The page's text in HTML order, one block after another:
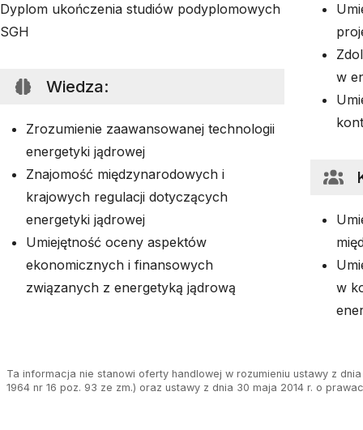
Dyplom ukończenia studiów podyplomowych
SGH
Wiedza:
Zrozumienie zaawansowanej technologii
energetyki jądrowej
Znajomość międzynarodowych i
krajowych regulacji dotyczących
energetyki jądrowej
Umiejętność oceny aspektów
ekonomicznych i finansowych
związanych z energetyką jądrową
w
w
Ta informacja nie stanowi oferty handlowej w rozumieniu ustawy z
1964 nr 16 poz. 93 ze zm.) oraz ustawy z dnia 30 maja 2014 r. o